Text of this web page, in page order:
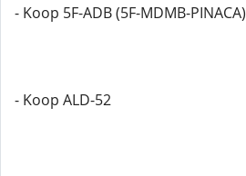
- Koop 5F-ADB (5F-MDMB-PINACA)
- Koop ALD-52